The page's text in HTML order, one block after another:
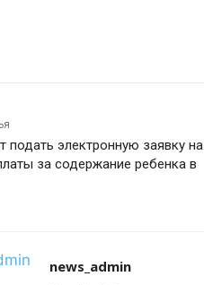
подать электронную заявку на
за содержание ребенка в
news_admin